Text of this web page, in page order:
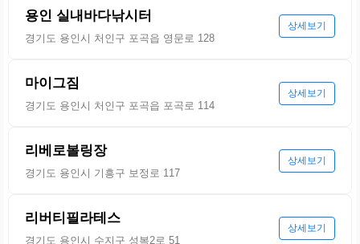
용인 실내바다낚시터
경기도 용인시 처인구 포곡읍 영문로 128
상세보기
마이그짐
경기도 용인시 처인구 포곡읍 포곡로 114
상세보기
리베로볼링장
경기도 용인시 기흥구 보정로 117
상세보기
리버티필라테스
경기도 용인시 수지구 성복2로 51
상세보기